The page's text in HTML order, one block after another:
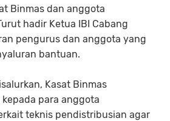
Binmas dan anggota
hadir Ketua IBI Cabang
pengurus dan anggota yang
bantuan.
Kasat Binmas
para anggota
teknis pendistribusian agar